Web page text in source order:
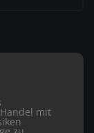
mit